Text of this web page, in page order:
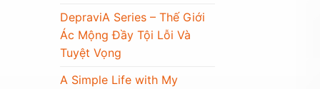
DepraviA Series – Thế Giới
Ác Mộng Đầy Tội Lỗi Và
Tuyệt Vọng
A Simple Life with My